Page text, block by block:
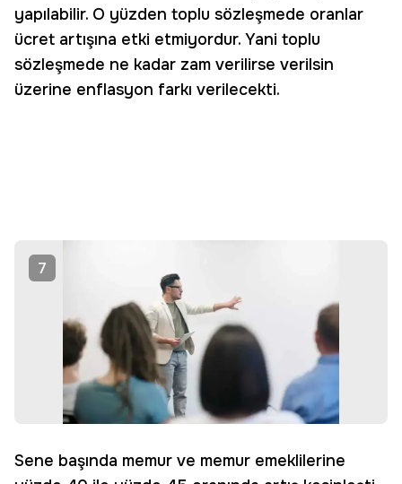
yapılabilir. O yüzden toplu sözleşmede oranlar
ücret artışına etki etmiyordur. Yani toplu
sözleşmede ne kadar zam verilirse verilsin
üzerine enflasyon farkı verilecekti.
7
Sene başında memur ve memur emeklilerine